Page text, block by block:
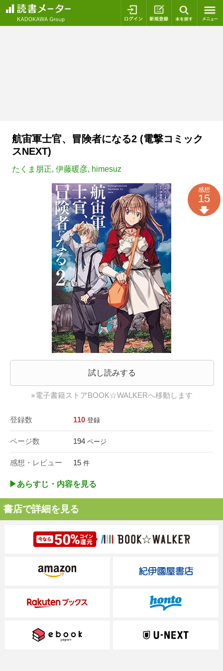
ログイン 新規登録
航宙軍士官、冒険者になる2 (電撃コミック
スNEXT)
たくま朋正, 伊藤暖彦, himesuz
試し読みする
※電子書籍ストアBOOK☆WALKERへ移動します
登録数 110 登録
ページ数 194 ページ
感想・レビュー 15 件
感想
15
▶︎あらすじ・内容を見る
書店で詳細を見る